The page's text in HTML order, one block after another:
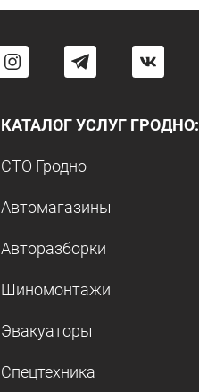
КАТАЛОГ УСЛУГ ГРОДНО:
СТО Гродно
Автомагазины
Авторазборки
Шиномонтажи
Эвакуаторы
Спецтехника